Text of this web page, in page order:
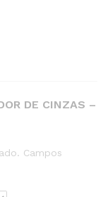
DE CINZAS –
Campos